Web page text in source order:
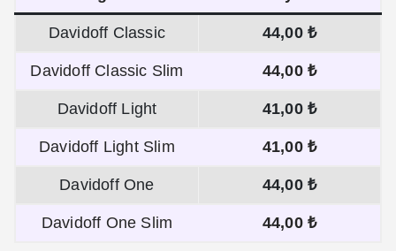
Davidoff Classic 44,00 ₺
Davidoff Classic Slim 44,00 ₺
Davidoff Light 41,00 ₺
Davidoff Light Slim 41,00 ₺
Davidoff One 44,00 ₺
Davidoff One Slim 44,00 ₺